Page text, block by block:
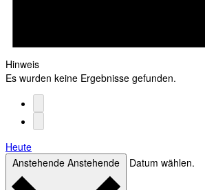
Hinweis
Es wurden keine Ergebnisse gefunden.
Heute
Anstehende Anstehende Datum wählen.